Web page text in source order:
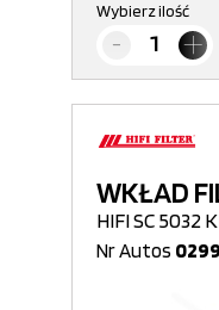
Wybierz ilość
WKŁAD
HIFI SC 5032
Nr Autos